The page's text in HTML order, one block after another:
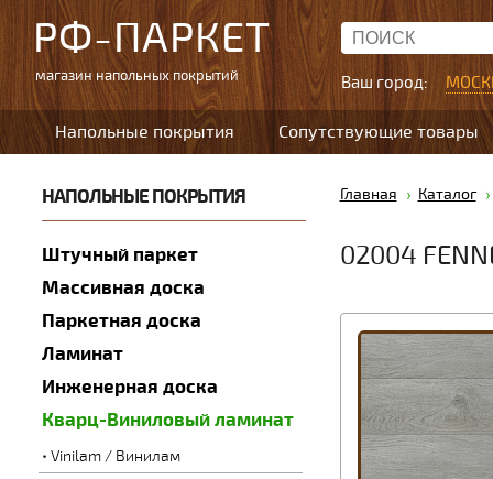
РФ-ПАРКЕТ
магазин напольных покрытий Ваш город:
Напольные покрытия Сопутствующие товары
НАПОЛЬНЫЕ ПОКРЫТИЯ
Штучный паркет
Массивная доска
Паркетная доска
Ламинат
Инженерная доска
Кварц-Виниловый ламинат
Vinilam / Винилам
Главная Каталог
02004